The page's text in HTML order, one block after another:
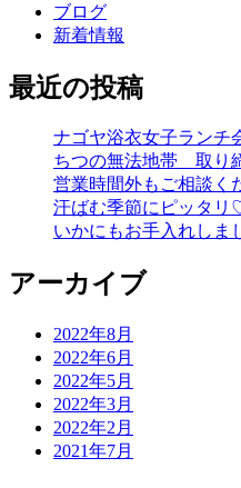
ブログ
新着情報
最近の投稿
ナゴヤ浴衣女子ランチ
ちつの無法地帯 取り
営業時間外もご相談く
汗ばむ季節にピッタリ
いかにもお手入れしま
アーカイブ
2022年8月
2022年6月
2022年5月
2022年3月
2022年2月
2021年7月